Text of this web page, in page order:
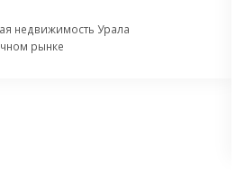
недвижимость Урала
рынке